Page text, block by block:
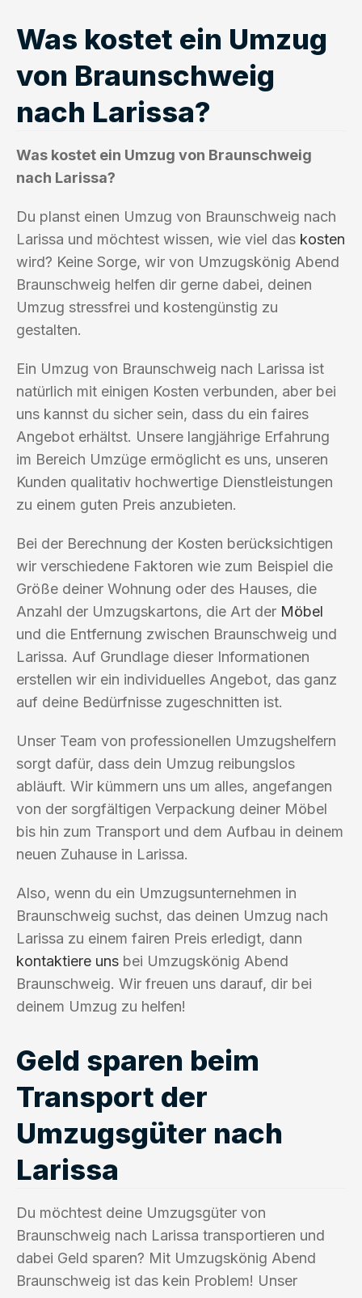
Was kostet ein Umzug
von Braunschweig
nach Larissa?
Was kostet ein Umzug von Braunschweig
nach Larissa?
Du planst einen Umzug von Braunschweig nach
Larissa und möchtest wissen, wie viel das kosten
wird? Keine Sorge, wir von Umzugskönig Abend
Braunschweig helfen dir gerne dabei, deinen
Umzug stressfrei und kostengünstig zu
gestalten.
Ein Umzug von Braunschweig nach Larissa ist
natürlich mit einigen Kosten verbunden, aber bei
uns kannst du sicher sein, dass du ein faires
Angebot erhältst. Unsere langjährige Erfahrung
im Bereich Umzüge ermöglicht es uns, unseren
Kunden qualitativ hochwertige Dienstleistungen
zu einem guten Preis anzubieten.
Bei der Berechnung der Kosten berücksichtigen
wir verschiedene Faktoren wie zum Beispiel die
Größe deiner Wohnung oder des Hauses, die
Anzahl der Umzugskartons, die Art der Möbel
und die Entfernung zwischen Braunschweig und
Larissa. Auf Grundlage dieser Informationen
erstellen wir ein individuelles Angebot, das ganz
auf deine Bedürfnisse zugeschnitten ist.
Unser Team von professionellen Umzugshelfern
sorgt dafür, dass dein Umzug reibungslos
abläuft. Wir kümmern uns um alles, angefangen
von der sorgfältigen Verpackung deiner Möbel
bis hin zum Transport und dem Aufbau in deinem
neuen Zuhause in Larissa.
Also, wenn du ein Umzugsunternehmen in
Braunschweig suchst, das deinen Umzug nach
Larissa zu einem fairen Preis erledigt, dann
kontaktiere uns bei Umzugskönig Abend
Braunschweig. Wir freuen uns darauf, dir bei
deinem Umzug zu helfen!
Geld sparen beim
Transport der
Umzugsgüter nach
Larissa
Du möchtest deine Umzugsgüter von
Braunschweig nach Larissa transportieren und
dabei Geld sparen? Mit Umzugskönig Abend
Braunschweig ist das kein Problem! Unser